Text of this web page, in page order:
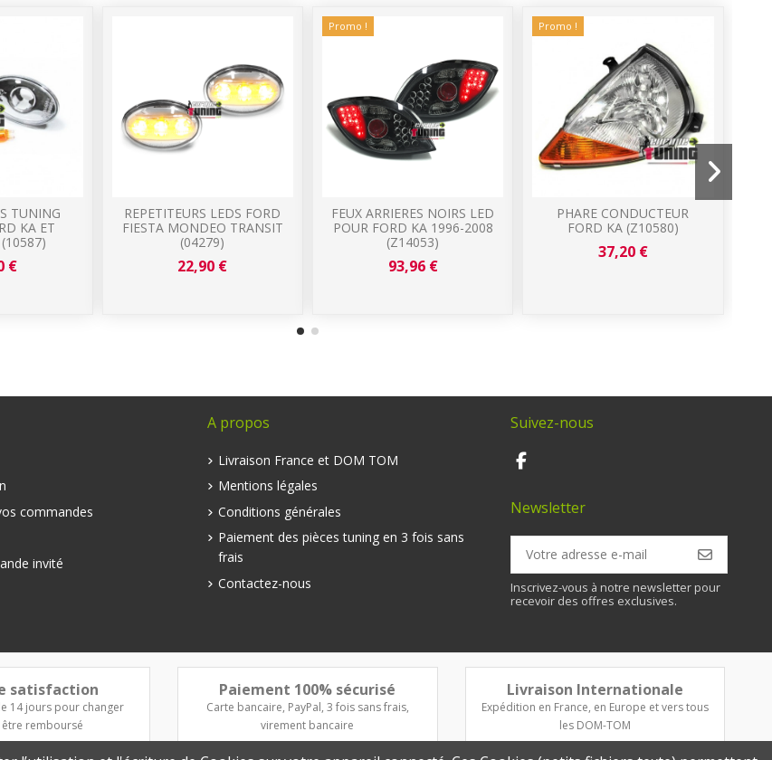
TUNING
KA ET
€
REPETITEURS LEDS FORD
FIESTA MONDEO TRANSIT
(04279)
22,90 €
Promo !
FEUX ARRIERES NOIRS LED
POUR FORD KA 1996-2008
(Z14053)
93,96 €
Promo !
PHARE CONDUCTEUR
FORD KA (Z10580)
37,20 €
commandes
invité
A propos
Livraison France et DOM TOM
Mentions légales
Conditions générales
Paiement des pièces tuning en 3 fois sans
frais
Contactez-nous
Suivez-nous
Newsletter
Inscrivez-vous à notre newsletter pour
recevoir des offres exclusives.
satisfaction
14 jours pour changer
remboursé
Paiement 100% sécurisé
Carte bancaire, PayPal, 3 fois sans frais,
virement bancaire
Livraison Internationale
Expédition en France, en Europe et vers tous
les DOM-TOM